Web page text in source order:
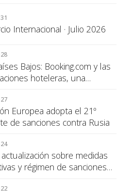
Internacional · Julio 2026
Bajos: Booking.com y las
hoteleras, una
Europea adopta el 21º
de sanciones contra Rusia
sobre medidas
y régimen de sanciones